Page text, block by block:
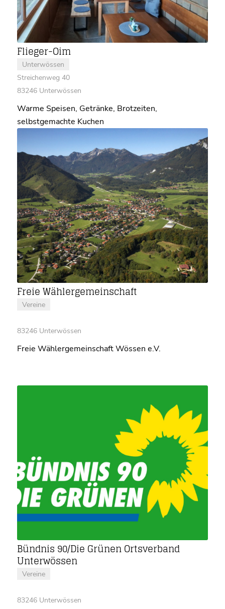
Flieger-Oim
Unterwössen
Streichenweg 40
83246 Unterwössen
Warme Speisen, Getränke, Brotzeiten,
selbstgemachte Kuchen
Freie Wählergemeinschaft
Vereine
83246 Unterwössen
Freie Wählergemeinschaft Wössen e.V.
Bündnis 90/Die Grünen Ortsverband
Unterwössen
Vereine
83246 Unterwössen